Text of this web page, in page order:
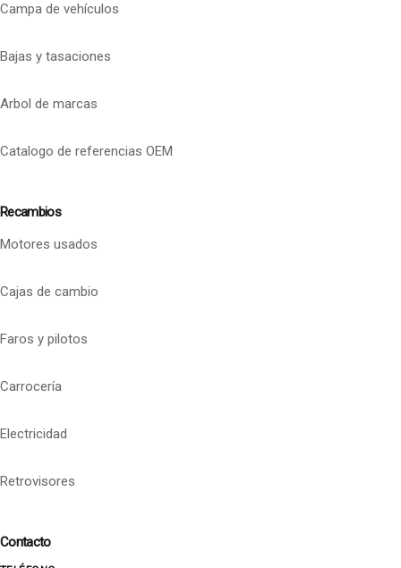
Campa de vehículos
Bajas y tasaciones
Arbol de marcas
Catalogo de referencias OEM
Recambios
Motores usados
Cajas de cambio
Faros y pilotos
Carrocería
Electricidad
Retrovisores
Contacto